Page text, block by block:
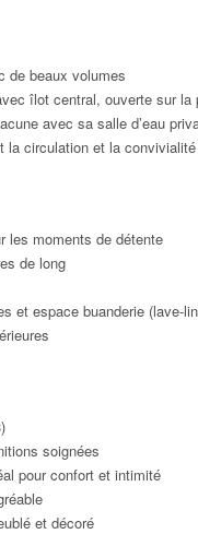
de beaux volumes
îlot central, ouverte sur la
avec sa salle d’eau
la circulation et la convivialité
les moments de détente
de long
et espace buanderie (lave-
soignées
pour confort et intimité
et décoré